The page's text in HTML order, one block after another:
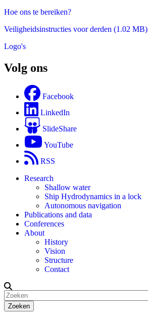
Hoe ons te bereiken?
Veiligheidsinstructies voor derden (1.02 MB)
Logo's
Volg ons
Facebook
LinkedIn
SlideShare
YouTube
RSS
Research
Shallow water
Ship Hydrodynamics in a lock
Autonomous navigation
Publications and data
Conferences
About
History
Vision
Structure
Contact
Zoeken